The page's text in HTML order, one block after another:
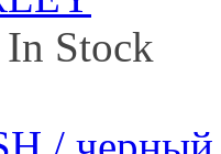
In Stock